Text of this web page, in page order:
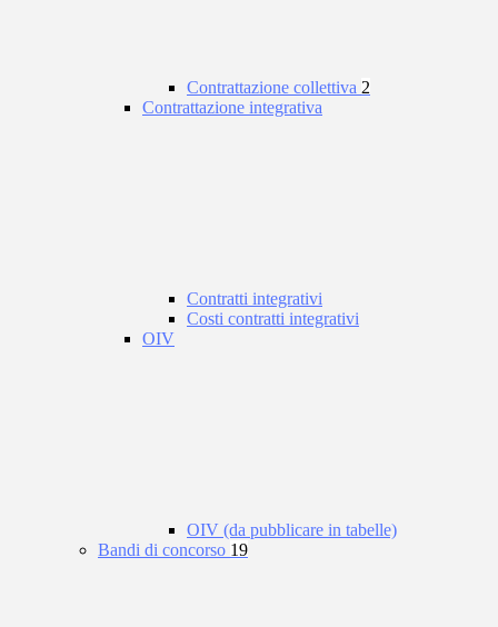
Contrattazione collettiva 2
Contrattazione integrativa
Contratti integrativi
Costi contratti integrativi
OIV
OIV (da pubblicare in tabelle)
Bandi di concorso 19